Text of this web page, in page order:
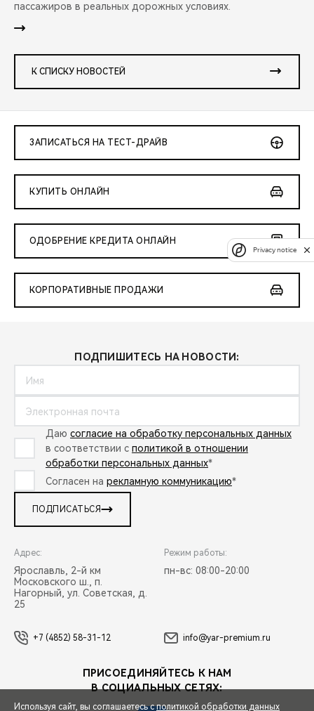
пассажиров в реальных дорожных условиях.
К СПИСКУ НОВОСТЕЙ
ЗАПИСАТЬСЯ НА ТЕСТ-ДРАЙВ
КУПИТЬ ОНЛАЙН
ОДОБРЕНИЕ КРЕДИТА ОНЛАЙН
КОРПОРАТИВНЫЕ ПРОДАЖИ
ПОДПИШИТЕСЬ НА НОВОСТИ:
Даю согласие на обработку персональных данных
в соответствии с политикой в отношении
обработки персональных данных*
Согласен на рекламную коммуникацию*
ПОДПИСАТЬСЯ
Адрес:
Ярославль, 2-й км
Московского ш., п.
Нагорный, ул. Советская, д.
25
Режим работы:
пн-вс: 08:00-20:00
+7 (4852) 58-31-12 info@yar-premium.ru
ПРИСОЕДИНЯЙТЕСЬ К НАМ
В СОЦИАЛЬНЫХ СЕТЯХ:
Используя сайт, вы соглашаетесь сполитикой обработки данных
Privacy notice